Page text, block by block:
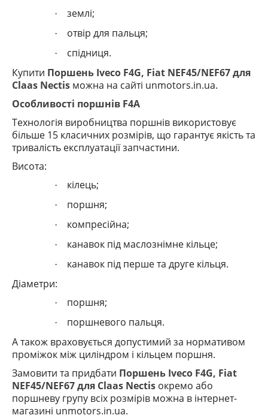
· землі;
· отвір для пальця;
·
спідниця.
Купити Поршень Iveco F4G, Fiat NEF45/NEF67 для
Claas Nectis можна на сайті unmotors.in.ua.
Особливості поршнів F4A
Технологія виробництва поршнів використовує
більше 15 класичних розмірів, що гарантує якість та
тривалість експлуатації запчастини.
Висота:
· кілець;
· поршня;
· компресійна;
· канавок під маслознімне кільце;
·
канавок під перше та друге кільця.
Діаметри:
· поршня;
·
поршневого пальця.
А також враховується допустимий за нормативом
проміжок між циліндром і кільцем поршня.
Замовити та придбати Поршень Iveco F4G, Fiat
NEF45/NEF67 для Claas Nectis окремо або
поршневу групу всіх розмірів можна в інтернет-
магазині unmotors.in.ua.